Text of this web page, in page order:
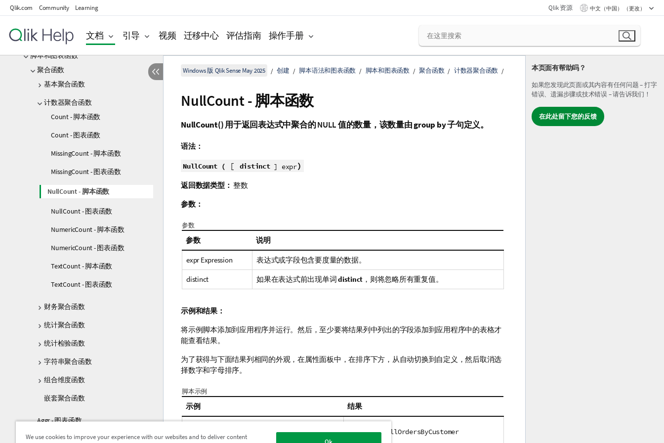
Qlik.com Community Learning Qlik 资源 中文（中国） （更改）
文档 引导 视频 迁移中心 评估指南 操作手册
图表表达式
运算符
脚本和图表函数
聚合函数
基本聚合函数
计数器聚合函数
Count - 脚本函数
Count - 图表函数
MissingCount - 脚本函数
MissingCount - 图表函数
NullCount - 脚本函数
NullCount - 图表函数
NumericCount - 脚本函数
NumericCount - 图表函数
TextCount - 脚本函数
TextCount - 图表函数
财务聚合函数
统计聚合函数
统计检验函数
字符串聚合函数
组合维度函数
嵌套聚合函数
Aggr - 图表函数
颜色函数
本页面有帮助吗？
如果您发现此页面或其内容有任何问题 – 打字
错误、遗漏步骤或技术错误 – 请告诉我们！
在此处留下您的反馈
Windows 版 Qlik Sense May 2025 创建 脚本语法和图表函数 脚本和图表函数 聚合函数 计数器聚合函数
NullCount - 脚本函数
NullCount()用于返回表达式中聚合的NULL值的数量，该数量由group by子句定义。
语法：
NullCount ( [ distinct] expr)
返回数据类型： 整数
参数：
参数
参数 说明
expr Expression 表达式或字段包含要度量的数据。
distinct 如果在表达式前出现单词distinct ，则将忽略所有重复值。
示例和结果：
将示例脚本添加到应用程序并运行。然后，至少要将结果列中列出的字段添加到应用程序中的表格才
能查看结果。
为了获得与下面结果列相同的外观，在属性面板中，在排序下方，从自动切换到自定义，然后取消选
择数字和字母排序。
脚本示例
示例 结果
Set NULLINTERPRET = NULL; Customer NullOrdersByCustomer
We use cookies to improve your experience with our websites and to deliver content